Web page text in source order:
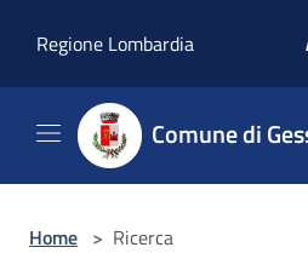
Regione Lombardia
Comune di
Home > Ricerca